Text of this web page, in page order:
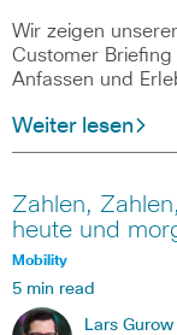
Wir zeigen
Customer Briefing
Anfassen und
Weiter lesen
Zahlen,
heute und
Mobility
5 min read
Lars Gurow